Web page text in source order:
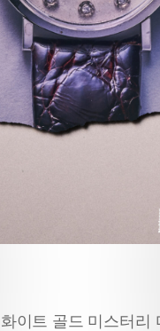
이트 골드 미스터리